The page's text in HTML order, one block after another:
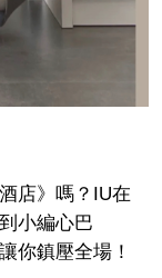
店》嗎？IU在
小編心巴
你鎮壓全場！